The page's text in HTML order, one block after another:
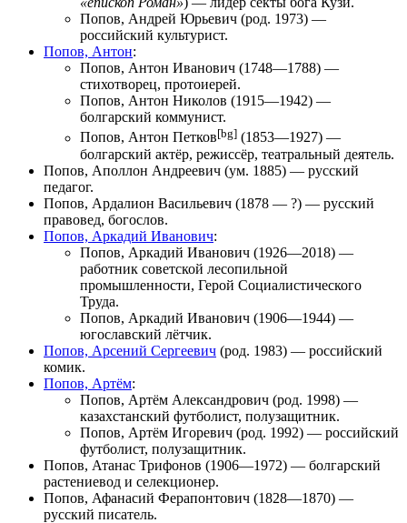
Попов, Андрей Юрьевич (род. 1973) —
российский культурист.
Попов, Антон:
Попов, Антон Иванович (1748—1788) —
стихотворец, протоиерей.
Попов, Антон Николов (1915—1942) —
болгарский коммунист.
Попов, Антон Петков[bg] (1853—1927) —
болгарский актёр, режиссёр, театральный деятель.
Попов, Аполлон Андреевич (ум. 1885) — русский
педагог.
Попов, Ардалион Васильевич (1878 — ?) — русский
правовед, богослов.
Попов, Аркадий Иванович:
Попов, Аркадий Иванович (1926—2018) —
работник советской лесопильной
промышленности, Герой Социалистического
Труда.
Попов, Аркадий Иванович (1906—1944) —
югославский лётчик.
Попов, Арсений Сергеевич (род. 1983) — российский
комик.
Попов, Артём:
Попов, Артём Александрович (род. 1998) —
казахстанский футболист, полузащитник.
Попов, Артём Игоревич (род. 1992) — российский
футболист, полузащитник.
Попов, Атанас Трифонов (1906—1972) — болгарский
растениевод и селекционер.
Попов, Афанасий Ферапонтович (1828—1870) —
русский писатель.